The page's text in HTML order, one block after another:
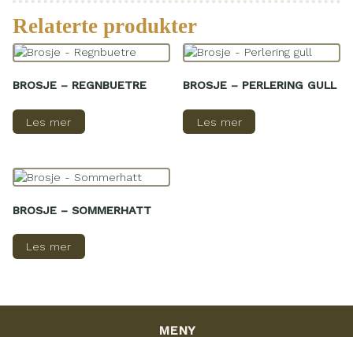
Relaterte produkter
BROSJE – REGNBUETRE
Les mer
BROSJE – PERLERING GULL
Les mer
BROSJE – SOMMERHATT
Les mer
MENY